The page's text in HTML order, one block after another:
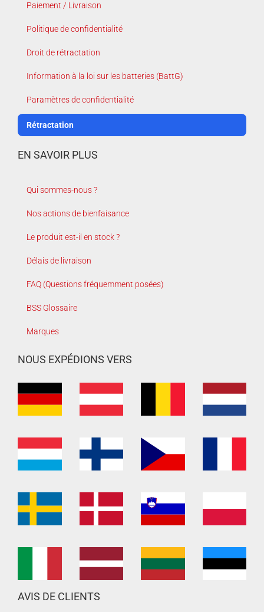
Paiement / Livraison
Politique de confidentialité
Droit de rétractation
Information à la loi sur les batteries (BattG)
Paramètres de confidentialité
Rétractation
EN SAVOIR PLUS
Qui sommes-nous ?
Nos actions de bienfaisance
Le produit est-il en stock ?
Délais de livraison
FAQ (Questions fréquemment posées)
BSS Glossaire
Marques
NOUS EXPÉDIONS VERS
AVIS DE CLIENTS